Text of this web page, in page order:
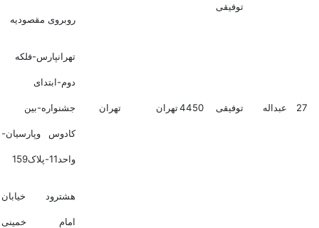
توفیقی
روبروی مقصودیه
27 عبداله توفیقی 4450تهران تهران
تهرانپارس-فلکه
دوم-ابتدای
جشنواره-بین
کادوس وپارسیان-
واحد11-پلاک159
هشترود خیابان
امام خمینی